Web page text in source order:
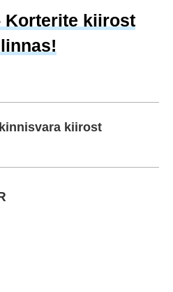
Korterite kiirost
kinnisvara kiirost